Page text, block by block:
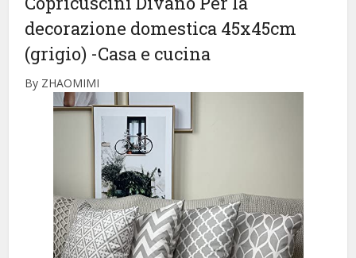
decorazione domestica 45x45cm
(grigio) -Casa e cucina
By ZHAOMIMI